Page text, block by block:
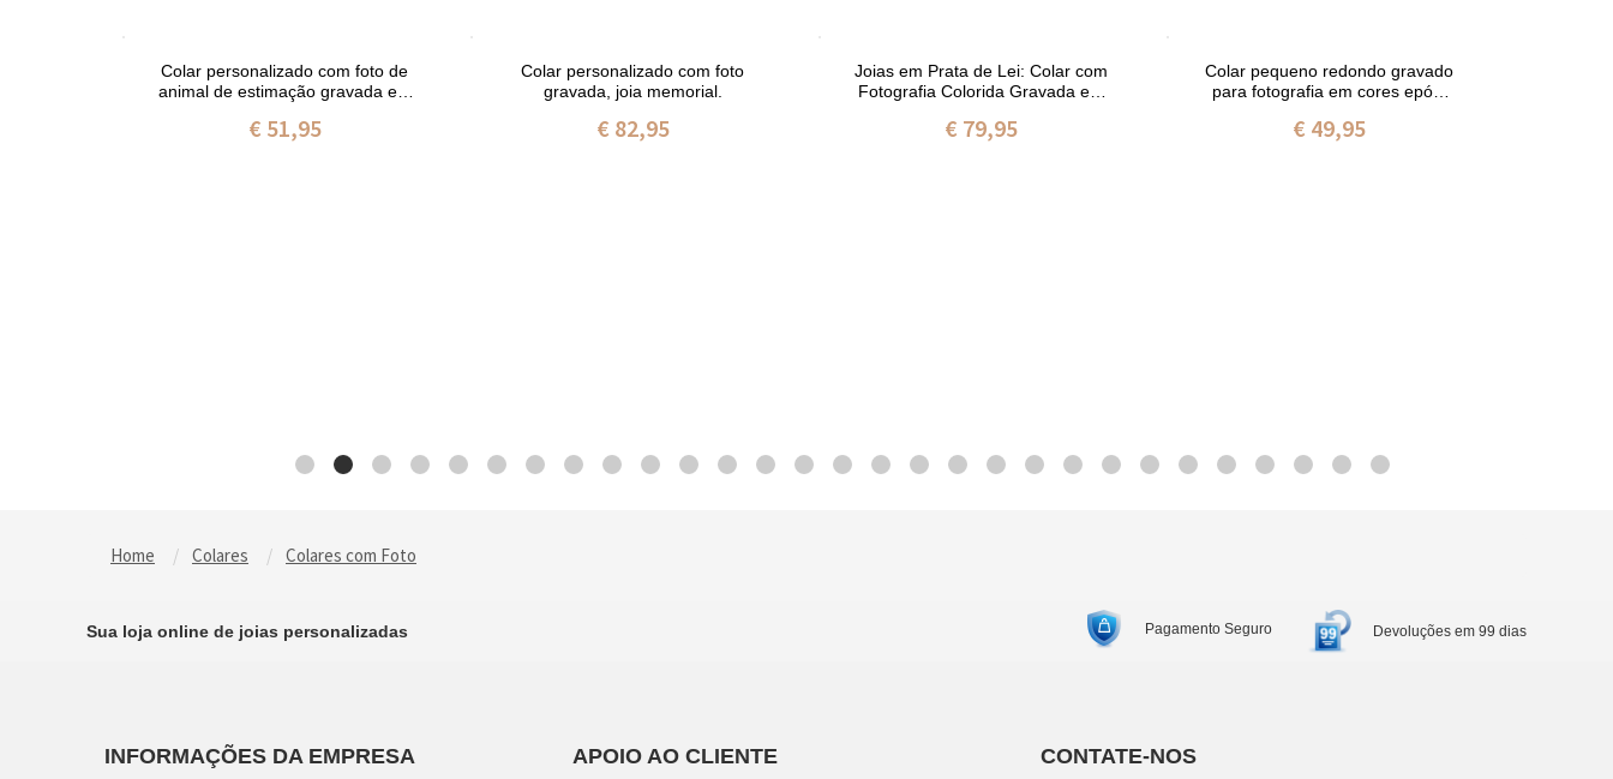
Colar personalizado com foto de
animal de estimação gravada em
€ 51,95
Colar personalizado com foto
gravada, joia memorial.
€ 82,95
Joias em Prata de Lei: Colar com
Fotografia Colorida Gravada em
€ 79,95
Colar pequeno redondo gravado
para fotografia em cores epóxi
€ 49,95
Home Colares Colares com Foto
Sua loja online de joias personalizadas Pagamento Seguro Devoluções em 99 dias
INFORMAÇÕES DA EMPRESA APOIO AO CLIENTE CONTATE-NOS